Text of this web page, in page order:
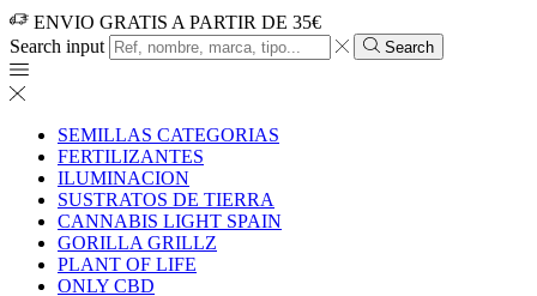
ENVIO GRATIS A PARTIR DE 35€
Search input
Search
SEMILLAS CATEGORIAS
FERTILIZANTES
ILUMINACION
SUSTRATOS DE TIERRA
CANNABIS LIGHT SPAIN
GORILLA GRILLZ
PLANT OF LIFE
ONLY CBD